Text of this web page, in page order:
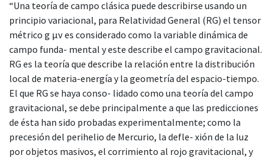
“Una teoría de campo clásica puede describirse usando un
principio variacional, para Relatividad General (RG) el tensor
métrico g μν es considerado como la variable dinámica de
campo funda- mental y este describe el campo gravitacional.
RG es la teoría que describe la relación entre la distribución
local de materia-energía y la geometría del espacio-tiempo.
El que RG se haya conso- lidado como una teoría del campo
gravitacional, se debe principalmente a que las predicciones
de ésta han sido probadas experimentalmente; como la
precesión del perihelio de Mercurio, la defle- xión de la luz
por objetos masivos, el corrimiento al rojo gravitacional, y